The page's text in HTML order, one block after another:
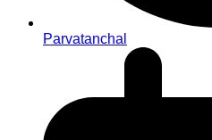
Parvatanchal